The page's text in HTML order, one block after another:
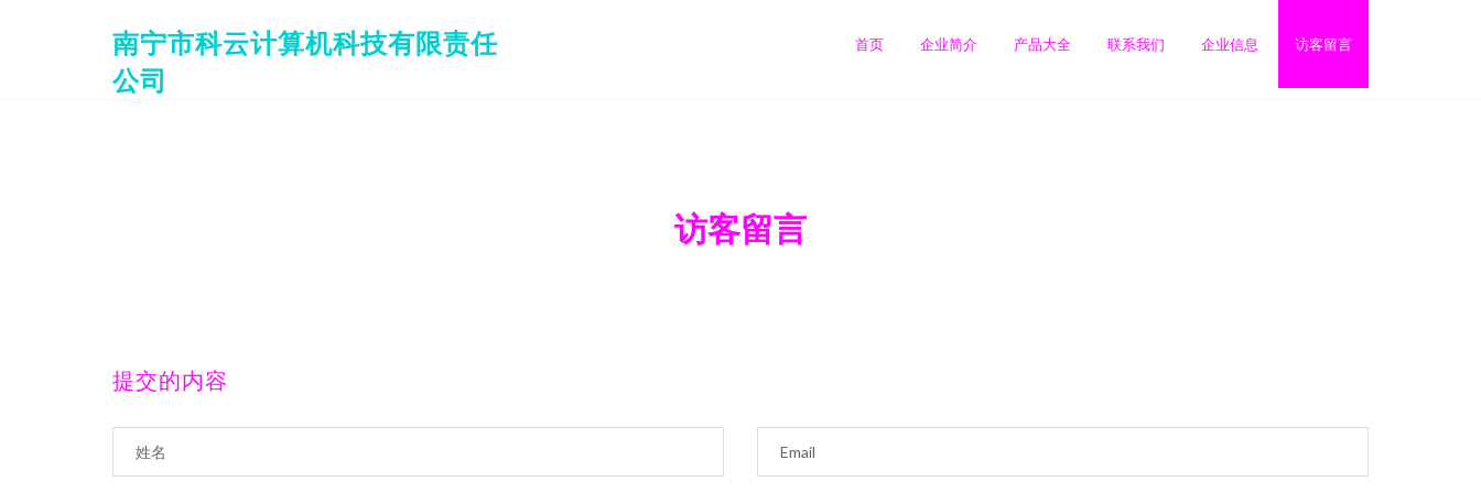
南宁市科云计算机科技有限责任
公司
首页 企业简介 产品大全 联系我们 企业信息 访客留言
访客留言
提交的内容